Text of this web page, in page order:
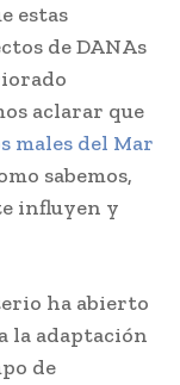
estas
de DANAs
aclarar que
males del Mar
sabemos,
influyen y
ha abierto
la adaptación
de